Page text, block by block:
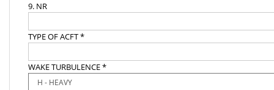
9. NR
TYPE OF ACFT *
WAKE TURBULENCE *